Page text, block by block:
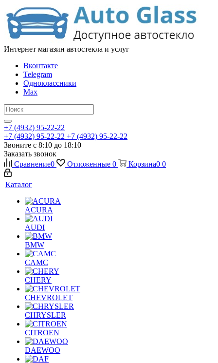
Интернет магазин автостекла и услуг
Вконтакте
Telegram
Одноклассники
Max
+7 (4932) 95-22-22
+7 (4932) 95-22-22 +7 (4932) 95-22-22
Звоните с 8:10 до 18:10
Заказать звонок
Сравнение0 Отложенные 0 Корзина0 0
Каталог
ACURA
AUDI
BMW
CAMC
CHERY
CHEVROLET
CHRYSLER
CITROEN
DAEWOO